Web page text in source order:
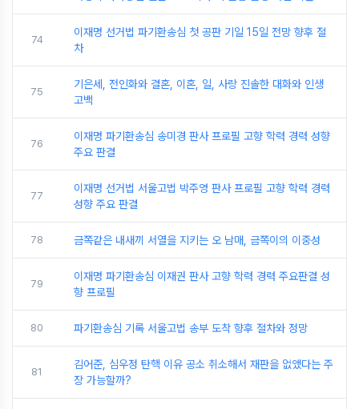
74
이재명 선거법 파기환송심 첫 공판 기일 15일 전망 향후 절
차
75
기은세, 전인화와 결혼, 이혼, 일, 사랑 진솔한 대화와 인생
고백
76
이재명 파기환송심 송미경 판사 프로필 고향 학력 경력 성향
주요 판결
77
이재명 선거법 서울고법 박주영 판사 프로필 고향 학력 경력
성향 주요 판결
78 금쪽같은 내새끼 서열을 지키는 오 남매, 금쪽이의 이중성
79
이재명 파기환송심 이재권 판사 고향 학력 경력 주요판결 성
향 프로필
80 파기환송심 기록 서울고법 송부 도착 향후 절차와 정망
81
김어준, 심우정 탄핵 이유 공소 취소해서 재판을 없앴다는 주
장 가능할까?